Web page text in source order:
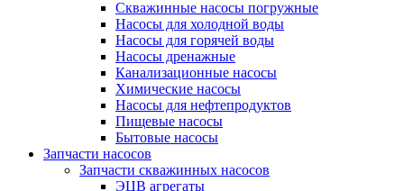
Скважинные насосы погружные
Насосы для холодной воды
Насосы для горячей воды
Насосы дренажные
Канализационные насосы
Химические насосы
Насосы для нефтепродуктов
Пищевые насосы
Бытовые насосы
Запчасти насосов
Запчасти скважинных насосов
ЭЦВ агрегаты